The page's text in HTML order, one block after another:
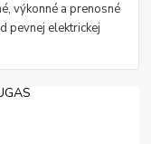
výkonné a prenosné
pevnej elektrickej